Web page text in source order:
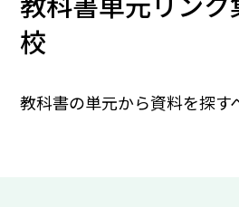
校
教科書の単元から資料を探す